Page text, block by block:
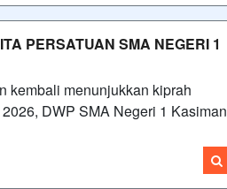
PERSATUAN SMA NEGERI 1
kembali menunjukkan kiprah
DWP SMA Negeri 1 Kasiman